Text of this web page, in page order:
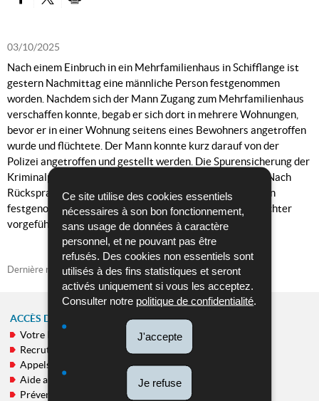
Ce site utilise des cookies essentiels
nécessaires à son bon fonctionnement,
sans usage de données à caractère
personnel, et ne pouvant pas être
refusés. Des cookies non essentiels sont
utilisés à des fins statistiques et seront
activés uniquement si vous les acceptez.
Consulter notre politique de confidentialité.
J'accepte
Je refuse
03/10/2025
Nach einem Einbruch in ein Mehrfamilienhaus in Schifflange ist
gestern Nachmittag eine männliche Person festgenommen
worden. Nachdem sich der Mann Zugang zum Mehrfamilienhaus
verschaffen konnte, begab er sich dort in mehrere Wohnungen,
bevor er in einer Wohnung seitens eines Bewohners angetroffen
wurde und flüchtete. Der Mann konnte kurz darauf von der
Polizei angetroffen und gestellt werden. Die Spurensicherung der
Kriminalpolizei weilte zwecks Spurensicherung vor Ort. Nach
Rücksprache mit der Staatsanwaltschaft wurde der Mann
festgenommen und heute Morgen dem Untersuchungsrichter
vorgeführt. Es wurde Haftbefehl erlassen.
Dernière mise à jour03/10/2025
MENU
DE
NAVIGATION
ACCÈS DIRECT
Votre Police
Recrutement
Appels publics
Aide aux victimes
Prévention